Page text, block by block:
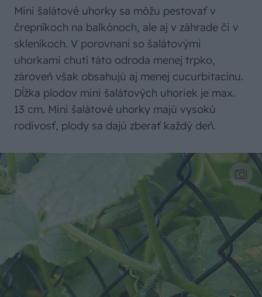
Mini šalátové uhorky sa môžu pestovať v
črepníkoch na balkónoch, ale aj v záhrade či v
skleníkoch. V porovnaní so šalátovými
uhorkami chutí táto odroda menej trpko,
zároveň však obsahujú aj menej cucurbitacínu.
Dĺžka plodov mini šalátových uhoriek je max.
13 cm. Mini šalátové uhorky majú vysokú
rodivosť, plody sa dajú zberať každý deň.